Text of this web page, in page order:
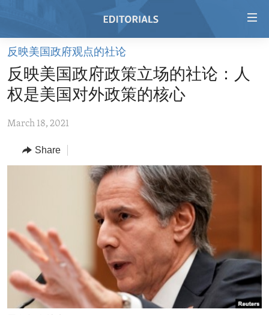
Skip
main
content
to
Navigation
Skip
HOME
VIDEO
REGIONS
AFRICA
MIDDLE EAST
TOPICS
SECURITY AND DEFENSE
AID AND DEVELOPMENT
DEMOCRACY AND GOVERNANCE
ECONOMY AND TRADE
ENVIRONMENT AND HEALTH
IDEALS AND INSTITUTIONS
FOLLOW US
反映美国政府观点的社论
反映美国政府政策立场的社论：人
权是美国对外政策的核心
March 18, 2021
Share